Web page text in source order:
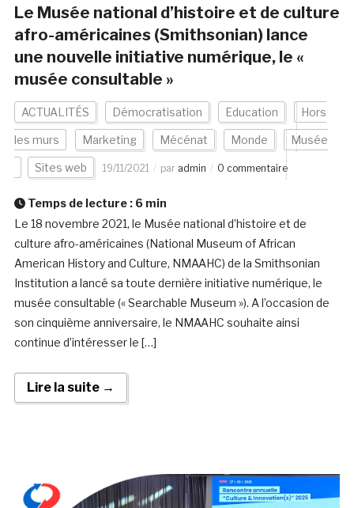
Le Musée national d’histoire et de culture
afro-américaines (Smithsonian) lance
une nouvelle initiative numérique, le «
musée consultable »
ACTUALITÉS Démocratisation Education Hors
les murs Marketing Mécénat Monde Musée
Sites web 19/11/2021 par admin 0 commentaire
Temps de lecture : 6 min
Le 18 novembre 2021, le Musée national d’histoire et de
culture afro-américaines (National Museum of African
American History and Culture, NMAAHC) de la Smithsonian
Institution a lancé sa toute dernière initiative numérique, le
musée consultable (« Searchable Museum »). A l’occasion de
son cinquième anniversaire, le NMAAHC souhaite ainsi
continue d’intéresser le […]
Lire la suite →